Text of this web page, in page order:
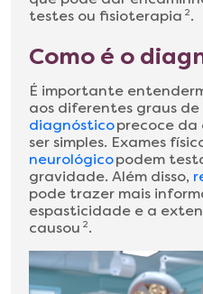
testes ou fisioterapia 2.
Como é o
É importante
aos diferentes graus
diagnósticoprecoce
ser simples. Exames
neurológicopodem
gravidade. Além disso,
pode trazer mais
espasticidade e a
causou 2.